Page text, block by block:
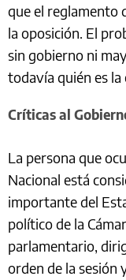
que el reglamento
la oposición. El
sin gobierno ni
todavía quién es la
Críticas al
La persona que
Nacional está
importante del
político de la
parlamentario,
orden de la sesión